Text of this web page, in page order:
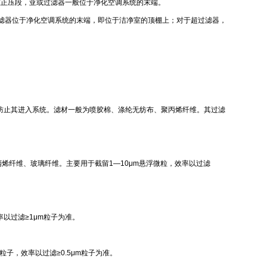
段，亚或过滤器一般位于净化空调系统的末端。
位于净化空调系统的末端，即位于洁净室的顶棚上；对于超过滤器，
其进入系统。滤材一般为喷胶棉、涤纶无纺布、聚丙烯纤维。其过滤
纤维、玻璃纤维。主要用于截留1—10μm悬浮微粒，效率以过滤
过滤≥1μm粒子为准。
，效率以过滤≥0.5μm粒子为准。